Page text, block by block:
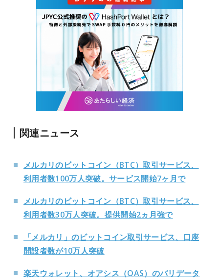
関連ニュース
メルカリのビットコイン（BTC）取引サービス、
利用者数100万人突破。サービス開始7ヶ月で
メルカリのビットコイン（BTC）取引サービス、
利用者数30万人突破。提供開始2ヵ月強で
「メルカリ」のビットコイン取引サービス、口座
開設者数が10万人突破
楽天ウォレット、オアシス（OAS）のバリデータ